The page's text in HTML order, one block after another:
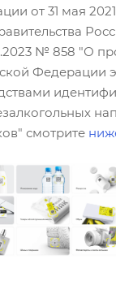
от 31 мая
№ 858 "О
Федерации
смотрите